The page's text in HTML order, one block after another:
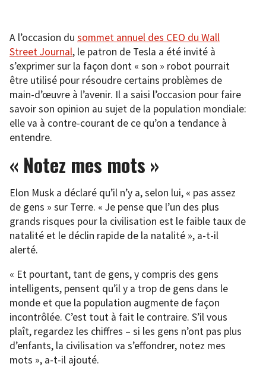
A l’occasion du sommet annuel des CEO du Wall
Street Journal, le patron de Tesla a été invité à
s’exprimer sur la façon dont « son » robot pourrait
être utilisé pour résoudre certains problèmes de
main-d’œuvre à l’avenir. Il a saisi l’occasion pour faire
savoir son opinion au sujet de la population mondiale:
elle va à contre-courant de ce qu’on a tendance à
entendre.
« Notez mes mots »
Elon Musk a déclaré qu’il n’y a, selon lui, « pas assez
de gens » sur Terre. « Je pense que l’un des plus
grands risques pour la civilisation est le faible taux de
natalité et le déclin rapide de la natalité », a-t-il
alerté.
« Et pourtant, tant de gens, y compris des gens
intelligents, pensent qu’il y a trop de gens dans le
monde et que la population augmente de façon
incontrôlée. C’est tout à fait le contraire. S’il vous
plaît, regardez les chiffres – si les gens n’ont pas plus
d’enfants, la civilisation va s’effondrer, notez mes
mots », a-t-il ajouté.